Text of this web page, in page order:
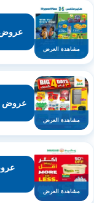
مشاهدة العرض
عروض
مشاهدة العرض
عروض
مشاهدة العرض